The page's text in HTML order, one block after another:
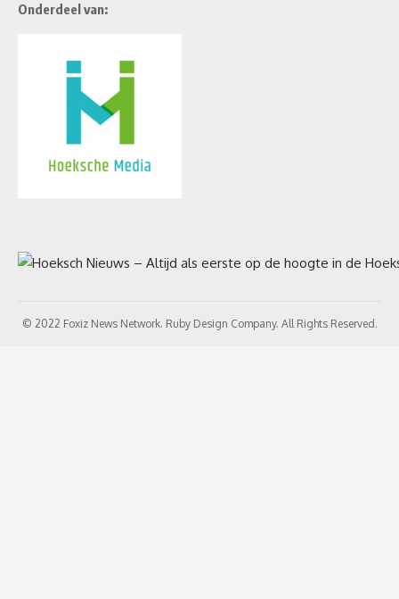
Onderdeel van:
© 2022 Foxiz News Network. Ruby Design Company. All Rights Reserved.